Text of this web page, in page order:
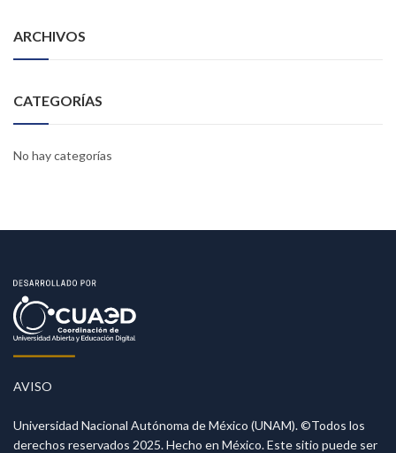
ARCHIVOS
CATEGORÍAS
No hay categorías
AVISO
Universidad Nacional Autónoma de México (UNAM). ©Todos los
derechos reservados 2025. Hecho en México. Este sitio puede ser